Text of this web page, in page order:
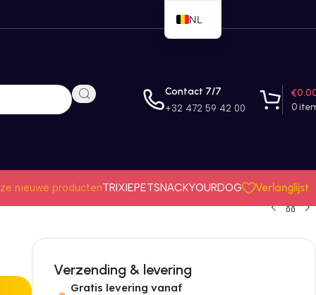
Contact 7/7
+32 472 59 42 00 0
€
nieuwe productenTRIXIEPETSNACKYOURDOG
Verlanglijst
Verzending & levering
Gratis levering vanaf
NL
EN